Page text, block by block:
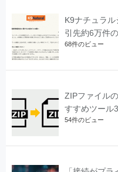
K9ナチュラ
引先約6万件
68件のビュー
ZIPファイル
すすめツール
54件のビュー